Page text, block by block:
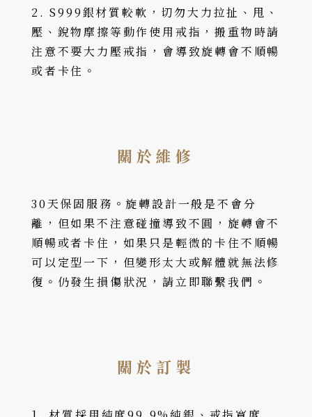
2. S999銀材質較軟，切勿大力拉扯、甩、
壓、銳物摩擦等動作使用戒指，搬重物時請
注意不要大力壓戒指，會導致旋轉會不順暢
或者卡住。
關於維修
30天保固服務。旋轉設計一般是不會分
離，但如果不注意碰撞導致不圓，旋轉會不
順暢或者卡住，如果只是輕微的卡住不順暢
可以定型一下，但變形太大或解體就無法修
復。仍發生損傷狀況，請立即聯繫我們。
關於訂製